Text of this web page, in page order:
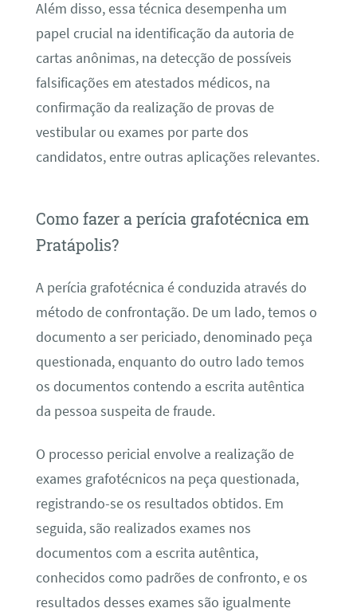
Além disso, essa técnica desempenha um
papel crucial na identificação da autoria de
cartas anônimas, na detecção de possíveis
falsificações em atestados médicos, na
confirmação da realização de provas de
vestibular ou exames por parte dos
candidatos, entre outras aplicações relevantes.
Como fazer a perícia grafotécnica em
Pratápolis?
A perícia grafotécnica é conduzida através do
método de confrontação. De um lado, temos o
documento a ser periciado, denominado peça
questionada, enquanto do outro lado temos
os documentos contendo a escrita autêntica
da pessoa suspeita de fraude.
O processo pericial envolve a realização de
exames grafotécnicos na peça questionada,
registrando-se os resultados obtidos. Em
seguida, são realizados exames nos
documentos com a escrita autêntica,
conhecidos como padrões de confronto, e os
resultados desses exames são igualmente